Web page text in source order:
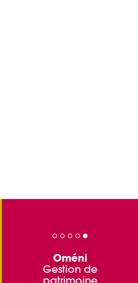
Oméni
Gestion de
patrimoine